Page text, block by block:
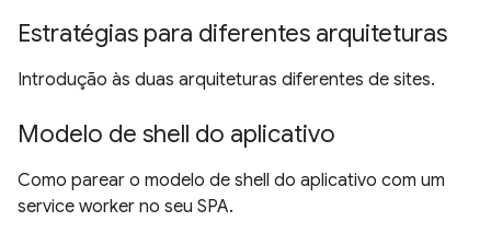
Estratégias para diferentes arquiteturas
Introdução às duas arquiteturas diferentes de sites.
Modelo de shell do aplicativo
Como parear o modelo de shell do aplicativo com um
service worker no seu SPA.